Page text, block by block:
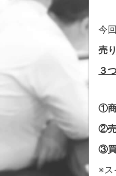
今
売
３
①商
②売
③買
※ス